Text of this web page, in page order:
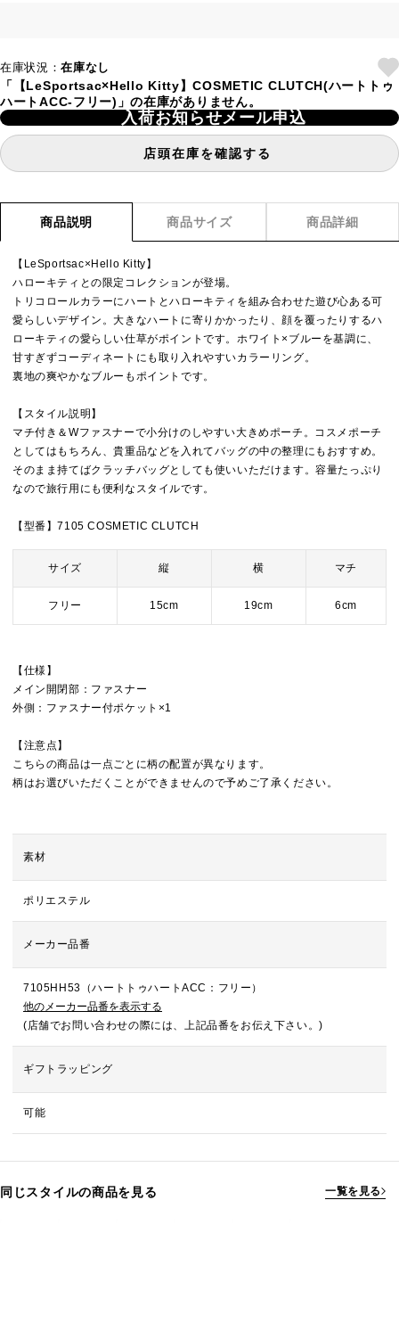
在庫状況：在庫なし
「【LeSportsac×Hello Kitty】COSMETIC CLUTCH(ハートトゥ
ハートACC-フリー)」の在庫がありません。
入荷お知らせメール申込
店頭在庫を確認する
商品説明 商品サイズ 商品詳細
【LeSportsac×Hello Kitty】
ハローキティとの限定コレクションが登場。
トリコロールカラーにハートとハローキティを組み合わせた遊び心ある可
愛らしいデザイン。大きなハートに寄りかかったり、顔を覆ったりするハ
ローキティの愛らしい仕草がポイントです。ホワイト×ブルーを基調に、
甘すぎずコーディネートにも取り入れやすいカラーリング。
裏地の爽やかなブルーもポイントです。
【スタイル説明】
マチ付き＆Wファスナーで小分けのしやすい大きめポーチ。コスメポーチ
としてはもちろん、貴重品などを入れてバッグの中の整理にもおすすめ。
そのまま持てばクラッチバッグとしても使いいただけます。容量たっぷり
なので旅行用にも便利なスタイルです。
【型番】7105 COSMETIC CLUTCH
サイズ 縦 横 マチ
フリー 15cm 19cm 6cm
【仕様】
メイン開閉部：ファスナー
外側：ファスナー付ポケット×1
【注意点】
こちらの商品は一点ごとに柄の配置が異なります。
柄はお選びいただくことができませんので予めご了承ください。
素材
ポリエステル
メーカー品番
7105HH53（ハートトゥハートACC：フリー）
他のメーカー品番を表示する
(店舗でお問い合わせの際には、上記品番をお伝え下さい。)
ギフトラッピング
可能
同じスタイルの商品を見る 一覧を見る